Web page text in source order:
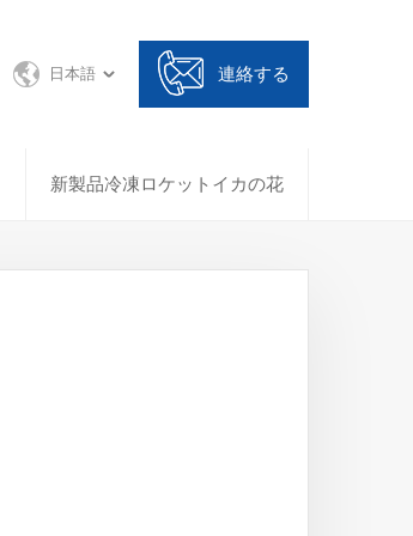
日本語 連絡する
新製品冷凍ロケットイカの花